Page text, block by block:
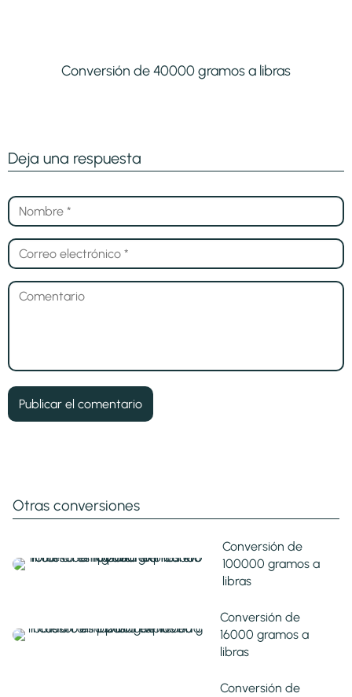
Conversión de 40000 gramos a libras
Deja una respuesta
Otras conversiones
Conversión de
100000 gramos a
libras
Conversión de
16000 gramos a
libras
Conversión de